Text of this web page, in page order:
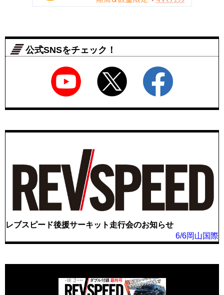
公式SNSをチェック！
レブスピード後援サーキット走行会のお知らせ
6/6岡山国際